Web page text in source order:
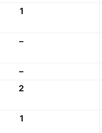
1
–
–
2
1